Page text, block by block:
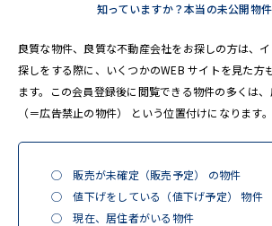
知っていますか？本当の未公開物
良質な物件、良質な不動産会社をお探しの方は、
探しをする際に、いくつかのWEB サイトを見た方
ます。この会員登録後に閲覧できる物件の多くは
（＝広告禁止の物件） という位置付けになります。
◯ 販売が未確定（販売予定） の物件
◯ 値下げをしている（値下げ予定） 物件
◯ 現在、居住者がいる物件